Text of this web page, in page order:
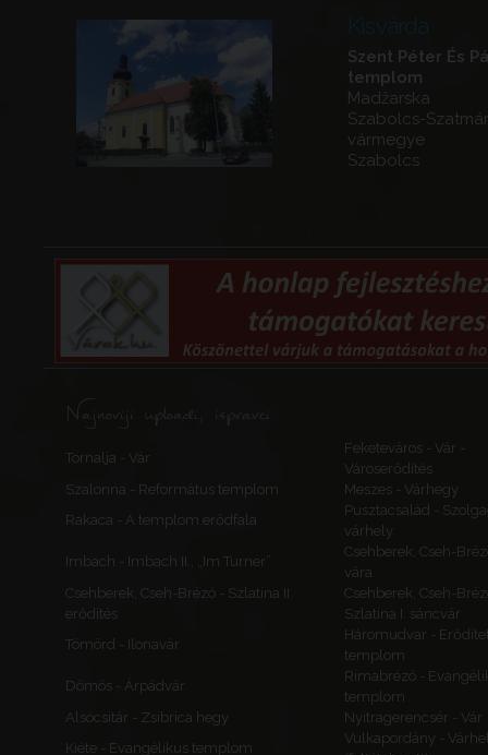
Kisvárda
Szent Péter És
templom
Madžarska
Szabolcs-
vármegye
Szabolcs
Najnoviji uploadi, ispravci
Tornalja - Vár
Feketeváros - Vár -
Városerődítés
Szalonna - Református templom
Meszes - Várhegy
Rakaca - A templom erődfala
Pusztacsalád -
várhely
Imbach - Imbach II., „Im Turner”
Csehberek, Cseh-
vára
Csehberek, Cseh-Brézó - Szlatina II.
erődítés
Csehberek, Cseh-
Szlatina I. sáncvár
Tömörd - Ilonavár
Háromudvar -
templom
Dömös - Árpádvár
Rimabrézó -
templom
Alsócsitár - Zsibrica hegy
Nyitragerencsér - Vár
Kiéte - Evangélikus templom
Vulkapordány -